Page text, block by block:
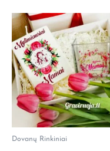
Dovanų Rinkiniai